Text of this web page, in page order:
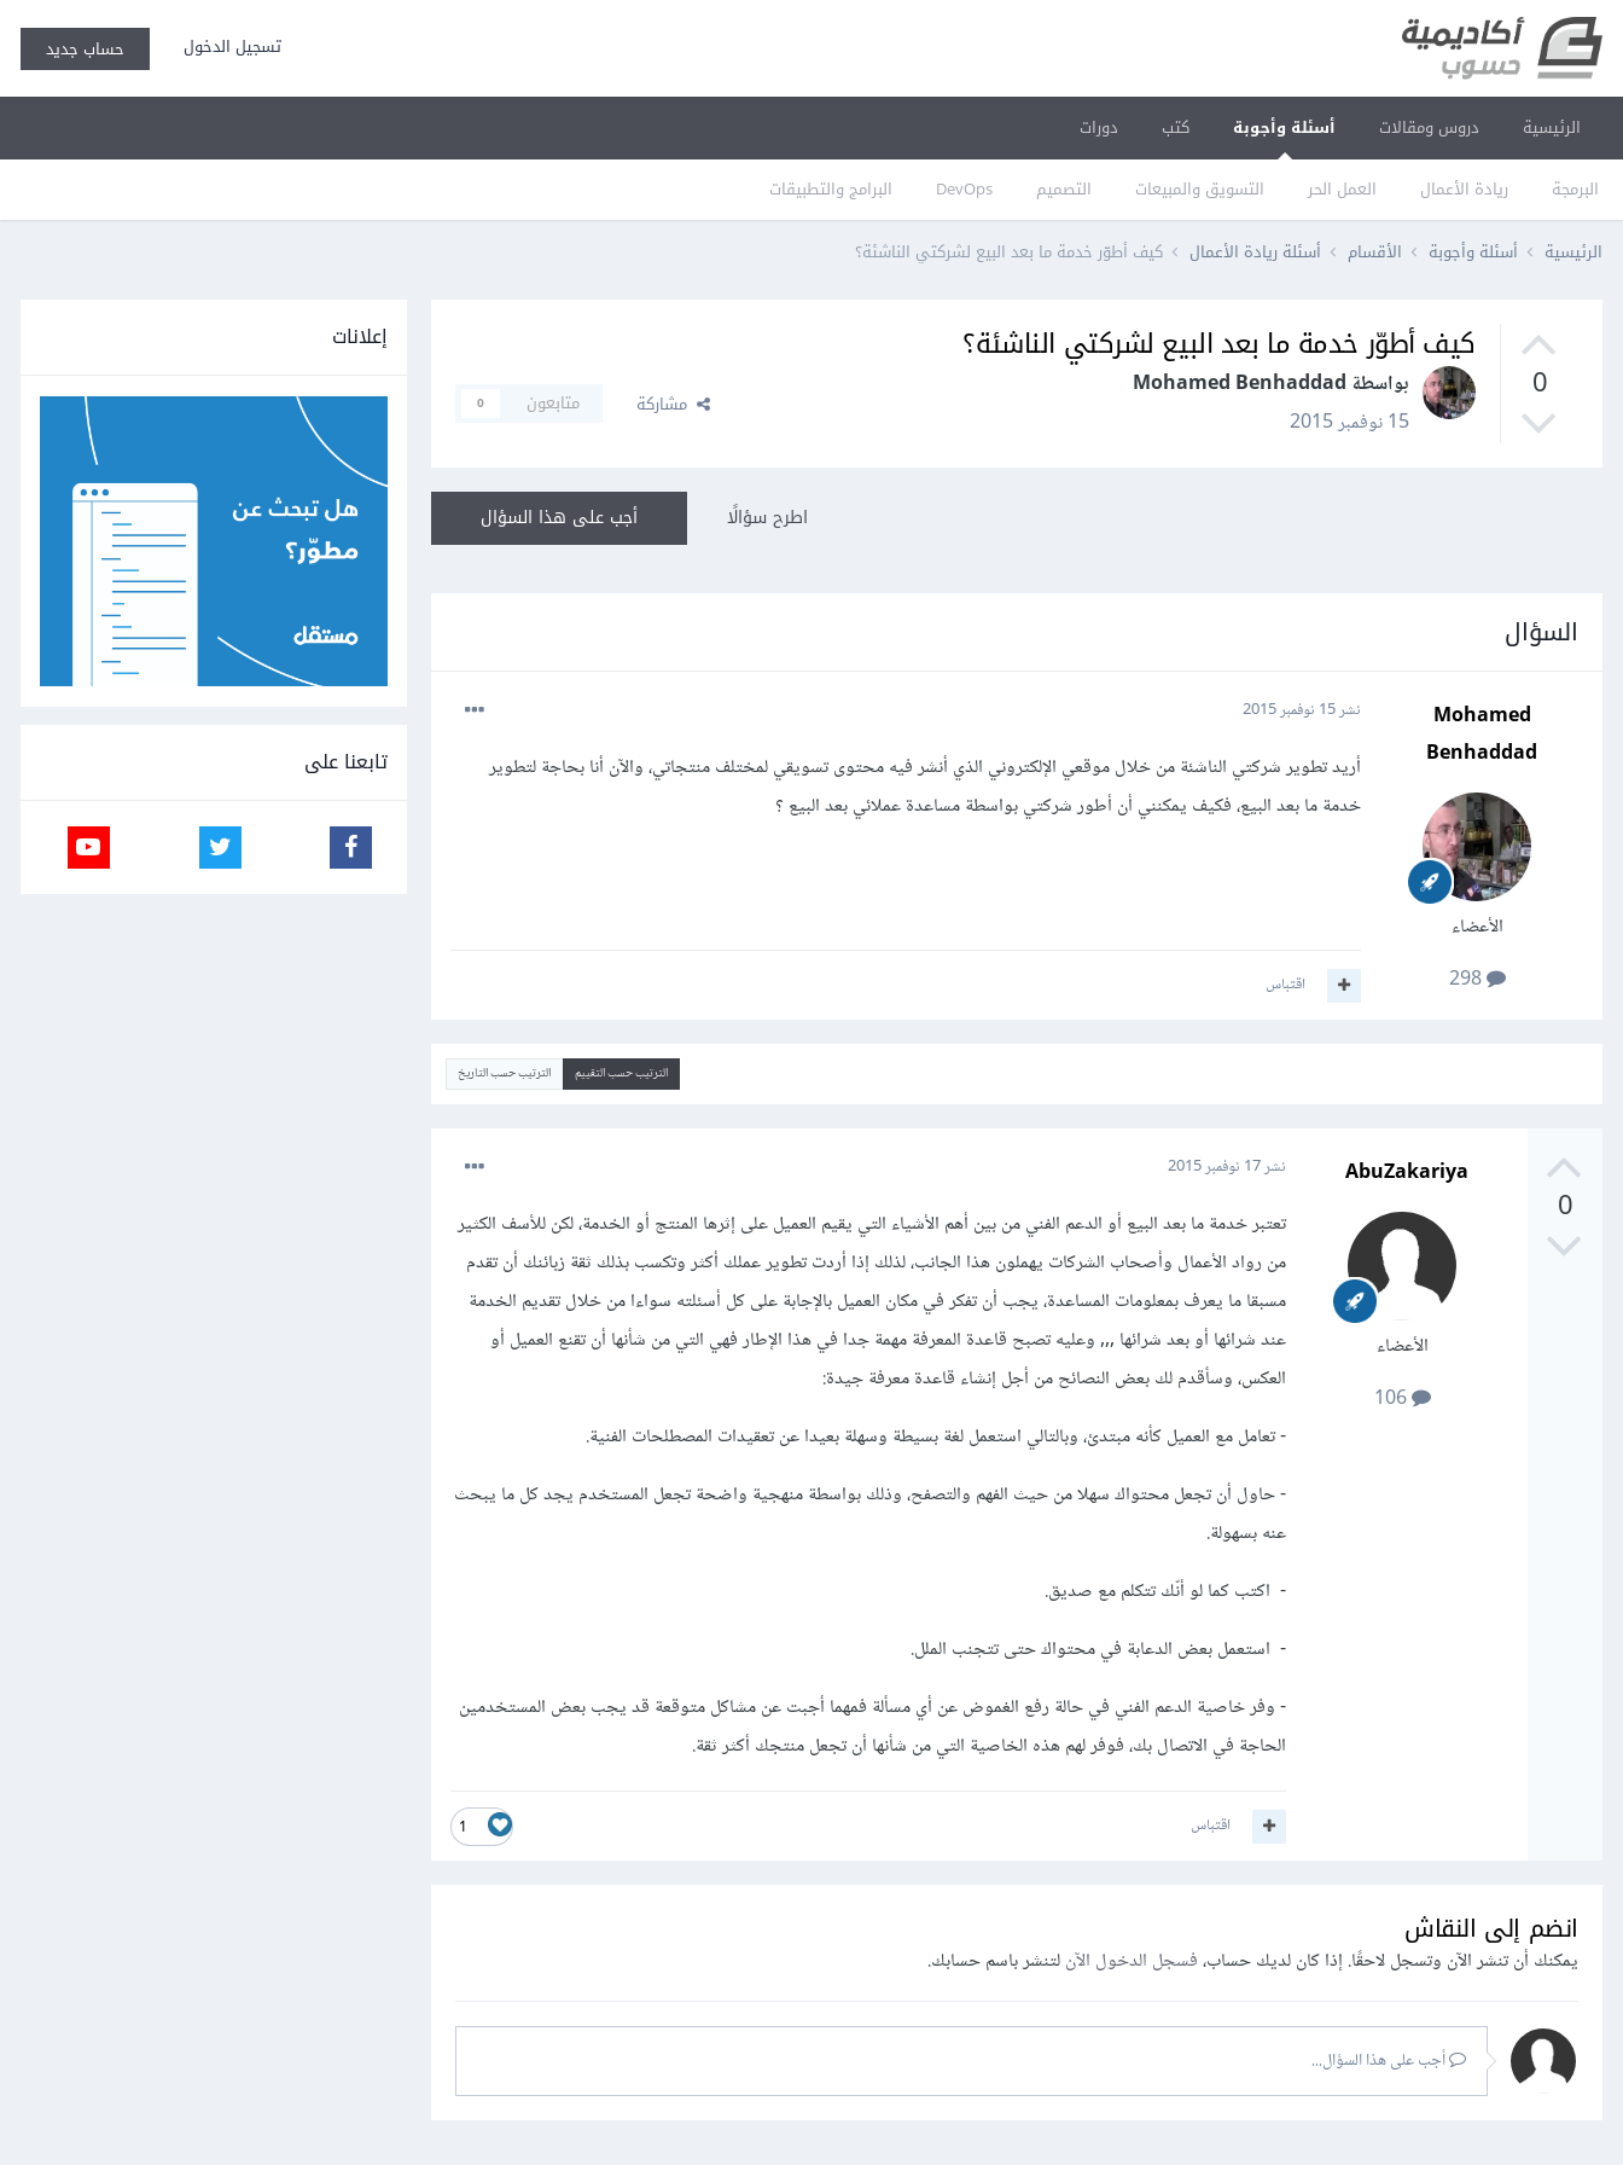
تسجيل الدخول حساب جديد
الرئيسية دروس ومقالات أسئلة وأجوبة
البرمجة ريادة الأعمال العمل الحر التسويق والمبيعات التصميم DevOps البرامج والتطبيقات
كتب دورات
الرئيسية أسئلة وأجوبة الأقسام أسئلة ريادة الأعمال كيف أطوّر خدمة ما بعد البيع لشركتي الناشئة؟
0
كيف أطوّر خدمة ما بعد البيع لشركتي الناشئة؟
بواسطة Mohamed Benhaddad
15 نوفمبر 2015
مشاركة متابعون 0
أجب على هذا السؤال اطرح سؤالًا
السؤال
Mohamed
Benhaddad
الأعضاء
298
نشر15 نوفمبر 2015
أريد تطوير شركتي الناشئة من خلال موقعي الإلكتروني الذي أنشر فيه محتوى تسويقي لمختلف منتجاتي، والآن أنا بحاجة لتطوير
خدمة ما بعد البيع، فكيف يمكنني أن أطور شركتي بواسطة مساعدة عملائي بعد البيع ؟
اقتباس
الترتيب حسب التقييم الترتيب حسب التاريخ
0
AbuZakariya
الأعضاء
106
نشر17 نوفمبر 2015
تعتبر خدمة ما بعد البيع أو الدعم الفني من بين أهم الأشياء التي يقيم العميل على إثرها المنتج أو الخدمة، لكن للأسف الكثير
من رواد الأعمال وأصحاب الشركات يهملون هذا الجانب، لذلك إذا أردت تطوير عملك أكثر وتكسب بذلك ثقة زبائنك أن تقدم
مسبقا ما يعرف بمعلومات المساعدة، يجب أن تفكر في مكان العميل بالإجابة على كل أسئلته سواءا من خلال تقديم الخدمة
عند شرائها أو بعد شرائها ,,, وعليه تصبح قاعدة المعرفة مهمة جدا في هذا الإطار فهي التي من شأنها أن تقنع العميل أو
العكس، وسأقدم لك بعض النصائح من أجل إنشاء قاعدة معرفة جيدة:
- تعامل مع العميل كأنه مبتدئ، وبالتالي استعمل لغة بسيطة وسهلة بعيدا عن تعقيدات المصطلحات الفنية.
- حاول أن تجعل محتواك سهلا من حيث الفهم والتصفح، وذلك بواسطة منهجية واضحة تجعل المستخدم يجد كل ما يبحث
عنه بسهولة.
- اكتب كما لو أنّك تتكلم مع صديق.
- استعمل بعض الدعابة في محتواك حتى تتجنب الملل.
- وفر خاصية الدعم الفني في حالة رفع الغموض عن أي مسألة فمهما أجبت عن مشاكل متوقعة قد يجب بعض المستخدمين
الحاجة في الاتصال بك، فوفر لهم هذه الخاصية التي من شأنها أن تجعل منتجك أكثر ثقة.
1 اقتباس
انضم إلى النقاش
يمكنك أن تنشر الآن وتسجل لاحقًا. إذا كان لديك حساب،فسجل الدخول الآنلتنشر باسم حسابك.
أجب على هذا السؤال...
إعلانات
تابعنا على